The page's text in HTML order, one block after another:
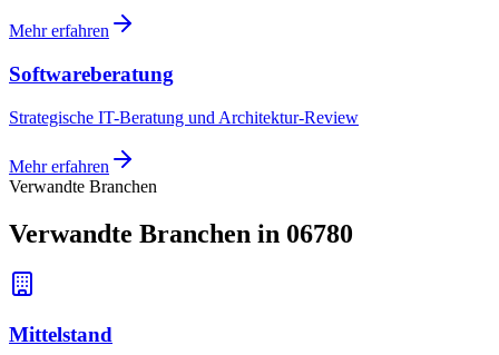
Mehr erfahren
Softwareberatung
Strategische IT-Beratung und Architektur-Review
Mehr erfahren
Verwandte Branchen
Verwandte Branchen in 06780
Mittelstand